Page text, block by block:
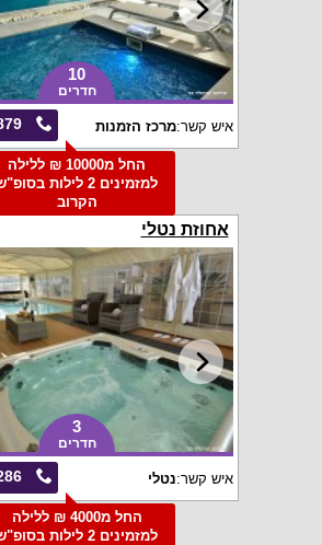
10
חדרים
איש קשר:מרכז הזמנות
החל מ10000 ₪ ללילה
למזמינים 2 לילות
הקרוב
אחוזת נטלי
3
חדרים
איש קשר:נטלי
החל מ4000 ₪ ללילה
למזמינים 2 לילות